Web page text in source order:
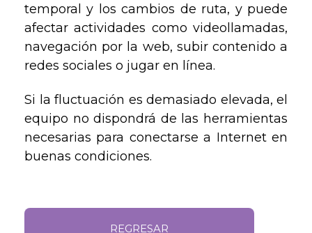
temporal y los cambios de ruta, y puede
afectar actividades como videollamadas,
navegación por la web, subir contenido a
redes sociales o jugar en línea.
Si la fluctuación es demasiado elevada, el
equipo no dispondrá de las herramientas
necesarias para conectarse a Internet en
buenas condiciones.
REGRESAR